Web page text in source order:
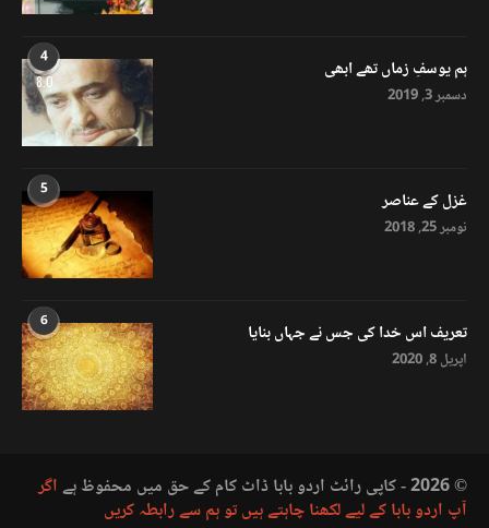
4
8.0 ہم یوسفِ زماں تھے ابھی
دسمبر 3, 2019
5 غزل کے عناصر
نومبر 25, 2018
6 تعریف اس خدا کی جس نے جہاں بنایا
اپریل 8, 2020
© 2026 - کاپی رائٹ اردو بابا ڈاٹ کام کے حق میں محفوظ ہے
اگر
آپ اردو بابا کے لیے لکھنا چاہتے ہیں تو ہم سے رابطہ کریں